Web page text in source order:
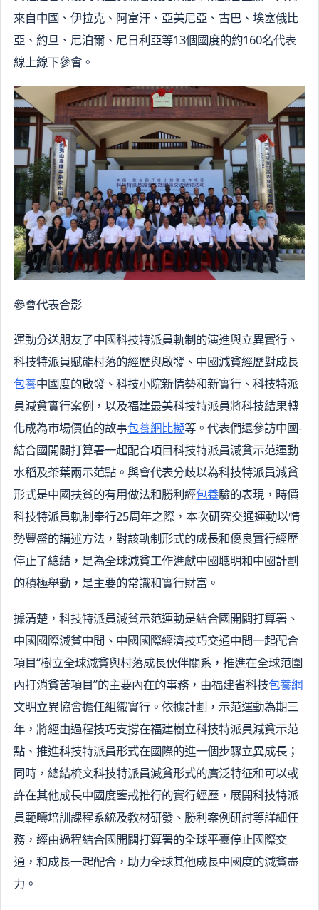
來自中國、伊拉克、阿富汗、亞美尼亞、古巴、埃塞俄比
亞、約旦、尼泊爾、尼日利亞等13個國度的約160名代表
線上線下參會。
參會代表合影
運動分送朋友了中國科技特派員軌制的演進與立異實行、
科技特派員賦能村落的經歷與啟發、中國減貧經歷對成長
包養中國度的啟發、科技小院新情勢和新實行、科技特派
員減貧實行案例，以及福建最美科技特派員將科技結果轉
化成為市場價值的故事包養網比擬等。代表們還參訪中國-
結合國開闢打算署一起配合項目科技特派員減貧示范運動
水稻及茶葉兩示范點。與會代表分歧以為科技特派員減貧
形式是中國扶貧的有用做法和勝利經包養驗的表現，時價
科技特派員軌制奉行25周年之際，本次研究交通運動以情
勢豐盛的講述方法，對該軌制形式的成長和優良實行經歷
停止了總結，是為全球減貧工作進獻中國聰明和中國計劃
的積極舉動，是主要的常識和實行財富。
據清楚，科技特派員減貧示范運動是結合國開闢打算署、
中國國際減貧中間、中國國際經濟技巧交通中間一起配合
項目“樹立全球減貧與村落成長伙伴關系，推進在全球范圍
內打消貧苦項目”的主要內在的事務，由福建省科技包養網
文明立異協會擔任組織實行。依據計劃，示范運動為期三
年，將經由過程技巧支撐在福建樹立科技特派員減貧示范
點、推進科技特派員形式在國際的進一個步驟立異成長；
同時，總結梳文科技特派員減貧形式的廣泛特征和可以或
許在其他成長中國度鑒戒推行的實行經歷，展開科技特派
員範疇培訓課程系統及教材研發、勝利案例研討等詳細任
務，經由過程結合國開闢打算署的全球平臺停止國際交
通，和成長一起配合，助力全球其他成長中國度的減貧盡
力。